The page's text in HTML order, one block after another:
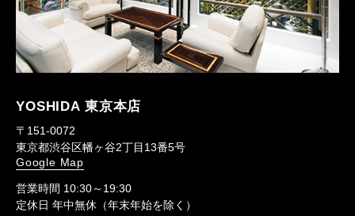
YOSHIDA 東京本店
〒151-0072
東京都渋谷区幡ヶ谷2丁目13番5号
Google Map
営業時間 10:30～19:30
定休日 年中無休（年末年始を除く）